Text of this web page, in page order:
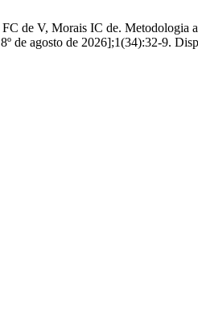
de V, Morais IC de. Metodologia
de agosto de 2026];1(34):32-9.